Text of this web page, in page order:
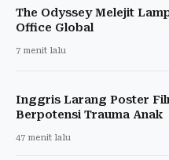
The Odyssey Melejit
Office Global
7 menit lalu
Inggris Larang Poster
Berpotensi Trauma Anak
47 menit lalu